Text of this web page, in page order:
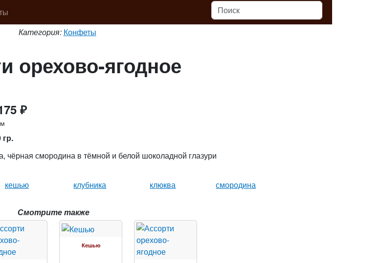
Категория: Конфеты
орехово-ягодное
₽
чёрная смородина в тёмной и белой шоколадной глазури
кешью клубника клюква смородина
Смотрите также
Кешью